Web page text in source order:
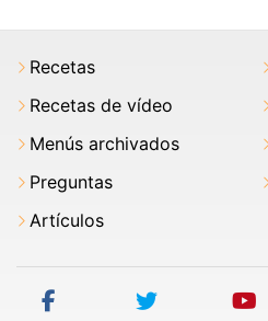
Recetas
Recetas de vídeo
Menús archivados
Preguntas
Artículos
facebook twitter